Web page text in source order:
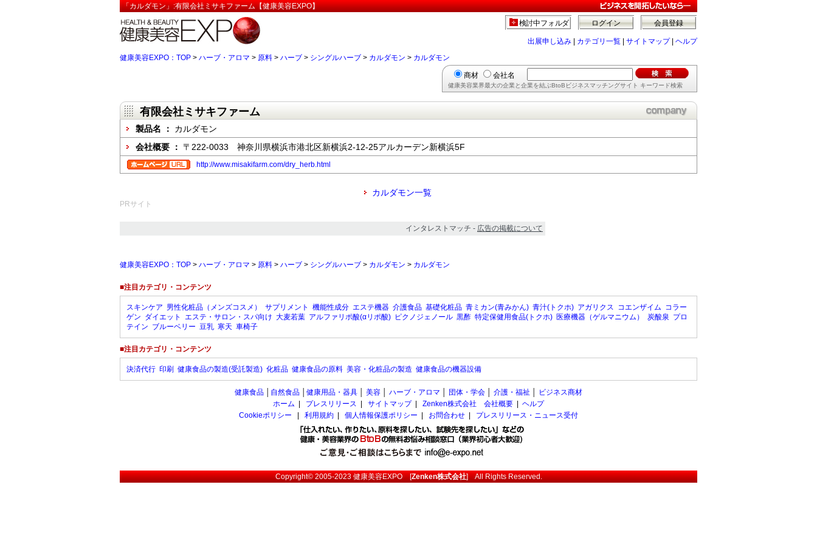
「カルダモン」:有限会社ミサキファーム【健康美容EXPO】
会員登録
ログイン
検討中フォルダ
出展申し込み カテゴリ一覧 サイトマップ| ヘルプ
健康美容EXPO：TOP > ハーブ・アロマ > 原料 > ハーブ > シングルハーブ > カルダモン > カルダモン
商材 会社名
健康美容業界最大の企業と企業を結ぶBtoBビジネスマッチングサイト キーワード検索
有限会社ミサキファーム
製品名 ： カルダモン
会社概要 ： 〒222-0033 神奈川県横浜市港北区新横浜2-12-25アルカーデン新横浜5F
http://www.misakifarm.com/dry_herb.html
カルダモン一覧
PRサイト
インタレストマッチ - 広告の掲載について
健康美容EXPO：TOP > ハーブ・アロマ > 原料 > ハーブ > シングルハーブ > カルダモン > カルダモン
■注目カテゴリ・コンテンツ
スキンケア 男性化粧品（メンズコスメ） サプリメント 機能性成分 エステ機器 介護食品 基礎化粧品 青ミカン(青みかん) 青汁(トクホ) アガリクス コエンザイム コラー
ゲン ダイエット エステ・サロン・スパ向け 大麦若葉 アルファリポ酸(αリポ酸) ピクノジェノール 黒酢 特定保健用食品(トクホ) 医療機器（ゲルマニウム） 炭酸泉 プロ
テイン ブルーベリー 豆乳 寒天 車椅子
■注目カテゴリ・コンテンツ
決済代行 印刷 健康食品の製造(受託製造) 化粧品 健康食品の原料 美容・化粧品の製造 健康食品の機器設備
健康食品 自然食品 健康用品・器具 美容 ハーブ・アロマ 団体・学会 介護・福祉
ビジネス商材
ホーム
プレスリリース サイトマップ| Zenken株式会社 会社概要
ヘルプ
Cookieポリシー
利用規約 個人情報保護ポリシー お問合わせ プレスリリース・ニュース受付
Copyright© 2005-2023健康美容EXPO[Zenken株式会社] All Rights Reserved.